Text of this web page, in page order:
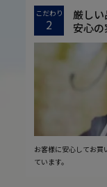
こだわり
2
厳し
安心
お客様に安心してお買
ています。